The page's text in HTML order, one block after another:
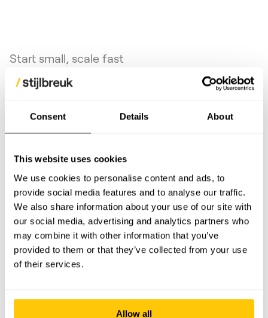
Consent Details About
This website uses cookies
We use cookies to personalise content and ads, to
provide social media features and to analyse our traffic.
We also share information about your use of our site with
our social media, advertising and analytics partners who
may combine it with other information that you’ve
provided to them or that they’ve collected from your use
of their services.
Allow all
Start small, scale fast
Investering & doorloop
€12.500 vast tarief
All-in: kick-off, prototype, user tests, iteraties
(Extra testvarianten of proof-of-tech
modules mogelijk tegen heldere meerprijs.)
Doorlooptijd
prototype. Zodat je na een maand exact weet
wat wel en niet werkt én hoe je dev team het